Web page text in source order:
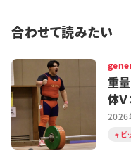
特集・企画
イベント
学生記者募集
合わせて読みたい
重
体
2026
ピ